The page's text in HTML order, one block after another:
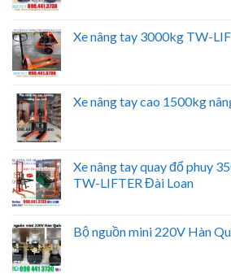
Xe nâng tay 3000kg TW-
Xe nâng tay cao 1500kg
Xe nâng tay quay đổ phuy
TW-LIFTER Đài Loan
Bộ nguồn mini 220V Hàn